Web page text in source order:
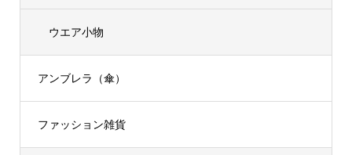
ウエア小物
アンブレラ（傘）
ファッション雑貨